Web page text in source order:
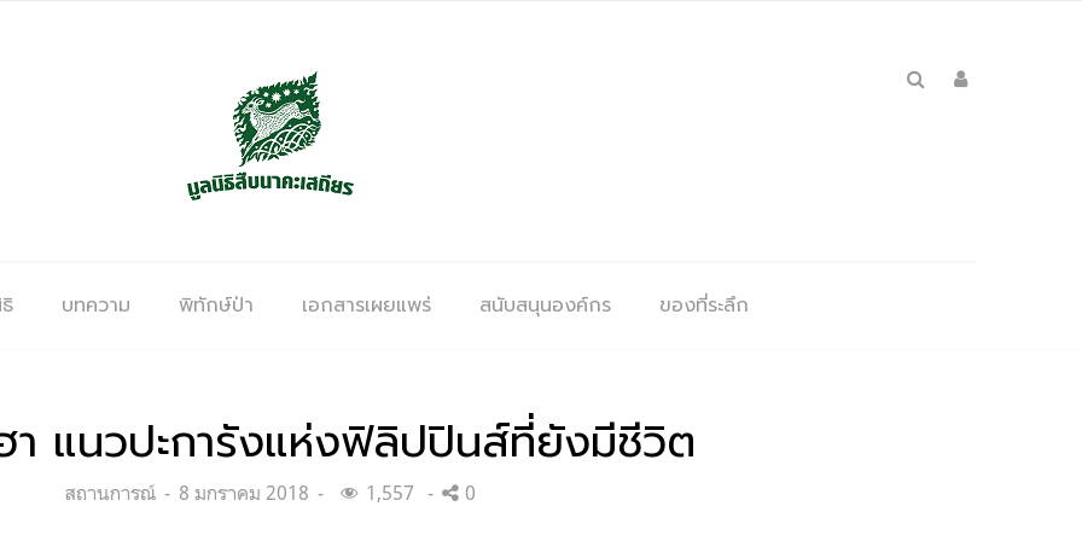
บทความ พิทักษ์ป่า เอกสารเผยแพร่ สนับสนุนองค์กร ของที่ระลึก
า แนวปะการังแห่งฟิลิปปินส์ที่ยังมีชีวิต
Categories:
สถานการณ์
Posted
8 มกราคม 2018 1,557 0